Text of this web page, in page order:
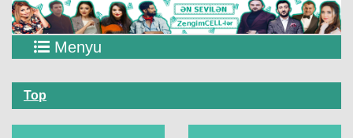
Menyu
Top